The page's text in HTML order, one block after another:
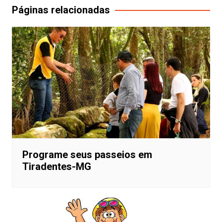
Post
Páginas relacionadas
Programe seus passeios em
Tiradentes-MG